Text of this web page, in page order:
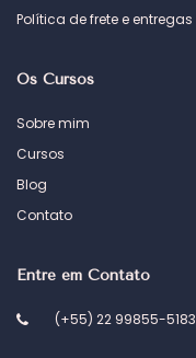
Política de frete e entregas
Os Cursos
Sobre mim
Cursos
Blog
Contato
Entre em Contato
(+55) 22 99855-5183